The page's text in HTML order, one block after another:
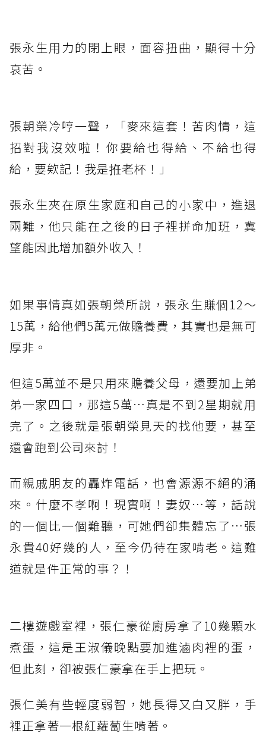
張永生用力的閉上眼，面容扭曲，顯得十分
哀苦。
張朝榮冷哼一聲，「麥來這套！苦肉情，這
招對我沒效啦！你要給也得給、不給也得
給，要欸記！我是拰老杯！」
張永生夾在原生家庭和自己的小家中，進退
兩難，他只能在之後的日子裡拼命加班，冀
望能因此增加額外收入！
如果事情真如張朝榮所說，張永生賺個12～
15萬，給他們5萬元做贍養費，其實也是無可
厚非。
但這5萬並不是只用來贍養父母，還要加上弟
弟一家四口，那這5萬…真是不到2星期就用
完了。之後就是張朝榮見天的找他要，甚至
還會跑到公司來討！
而親戚朋友的轟炸電話，也會源源不絕的涌
來。什麼不孝啊！現實啊！妻奴…等，話說
的一個比一個難聽，可她們卻集體忘了…張
永貴40好幾的人，至今仍待在家啃老。這難
道就是件正常的事？！
二樓遊戲室裡，張仁豪從廚房拿了10幾顆水
煮蛋，這是王淑儀晚點要加進滷肉裡的蛋，
但此刻，卻被張仁豪拿在手上把玩。
張仁美有些輕度弱智，她長得又白又胖，手
裡正拿著一根紅蘿蔔生啃著。